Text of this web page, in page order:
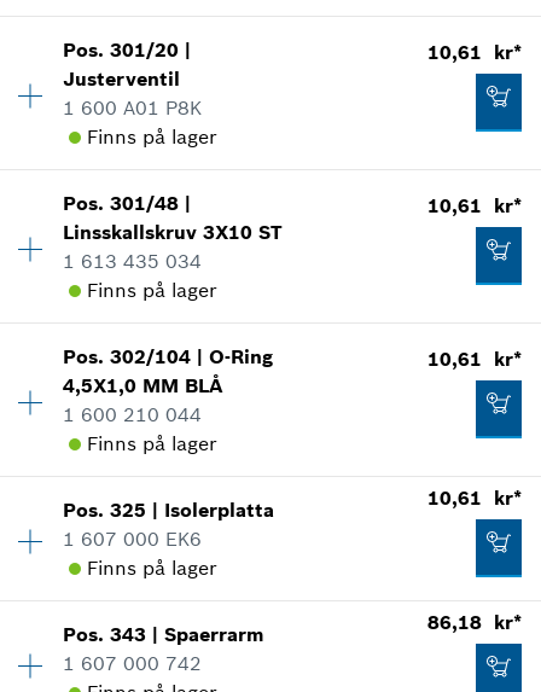
10,61 kr*
Alla priser inkluderar moms
Lägg till i kundvagn
Visa som illustration
10,61 kr*
Alla priser inkluderar moms
Lägg till i kundvagn
Prisgrupp:13
Reservdelsinformationer
Användningsbevis
18,86 kr*
Pos.301/20 |
Justerventil
1 600 A01 P8K
Finns på lager
10,61 kr*
Prisgrupp:10
Reservdelsinformationer
Användningsbevis
10,61 kr*
Lägg till i kundvagn
Pos.301/48 |
Linsskallskruv 3X10 ST
1 613 435 034
Finns på lager
10,61 kr*
Tillgänglighet 2
Prisgrupp:10
Reservdelsinformationer
Användningsbevis
Visa som illustration
10,61 kr*
Pos.302/104 |O-Ring
4,5X1,0 MM BLÅ
1 600 210 044
Finns på lager
10,61 kr*
Tillgänglighet 1
Prisgrupp :10
Reservdelsinformationer
Användningsbevis
Visa som illustration
Pos.325 | Isolerplatta
1 607 000 EK6
Finns på lager
10,61 kr*
Tillgänglighet 1
Prisgrupp :10
Pos.343 |Spaerrarm
1 607 000 742
86,18 kr*